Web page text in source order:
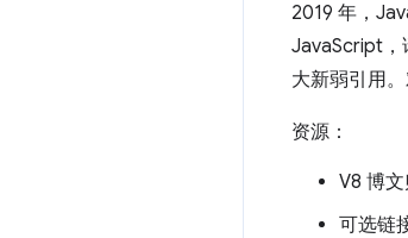
2019 年，
JavaScript，
大新弱引用
资源：
V8 博
可选链